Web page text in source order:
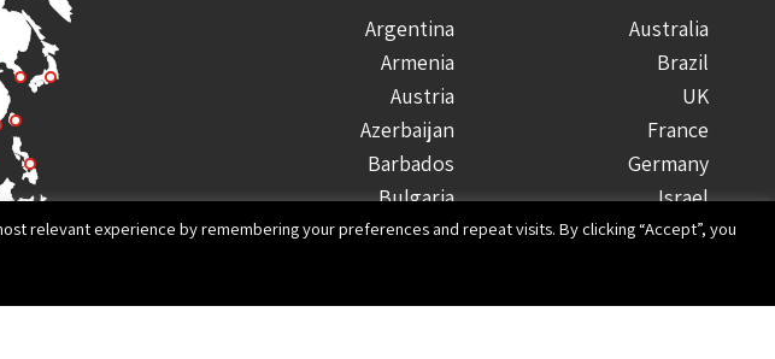
Australia
Brazil
UK
France
Germany
Israel
Italy
Argentina
Armenia
Austria
Azerbaijan
Barbados
Bulgaria
Canada
relevant experience by remembering your preferences and repeat visits. By clicking “Accept”, you